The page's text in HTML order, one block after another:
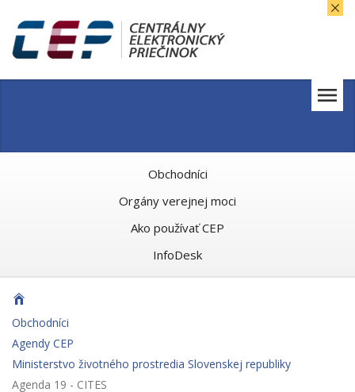
Obchodníci
Orgány verejnej moci
Ako používať CEP
InfoDesk
Obchodníci
Agendy CEP
Ministerstvo životného prostredia Slovenskej republiky
Agenda 19 - CITES